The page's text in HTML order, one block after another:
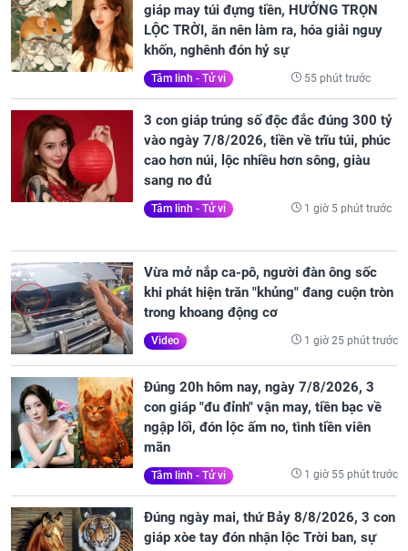
giáp may túi đựng tiền, HƯỞNG TRỌN
LỘC TRỜI, ăn nên làm ra, hóa giải nguy
khốn, nghênh đón hỷ sự
Tâm linh - Tử vi 55 phút trước
3 con giáp trúng số độc đắc đúng 300 tỷ
vào ngày 7/8/2026, tiền về trĩu túi, phúc
cao hơn núi, lộc nhiều hơn sông, giàu
sang no đủ
Tâm linh - Tử vi 1 giờ 5 phút trước
Vừa mở nắp ca-pô, người đàn ông sốc
khi phát hiện trăn "khủng" đang cuộn tròn
trong khoang động cơ
Video 1 giờ 25 phút trước
Đúng 20h hôm nay, ngày 7/8/2026, 3
con giáp "đu đỉnh" vận may, tiền bạc về
ngập lối, đón lộc ấm no, tình tiền viên
mãn
Tâm linh - Tử vi 1 giờ 55 phút trước
Đúng ngày mai, thứ Bảy 8/8/2026, 3 con
giáp xòe tay đón nhận lộc Trời ban, sự